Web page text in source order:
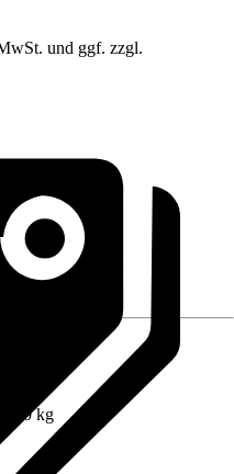
und ggf. zzgl.
150 kg